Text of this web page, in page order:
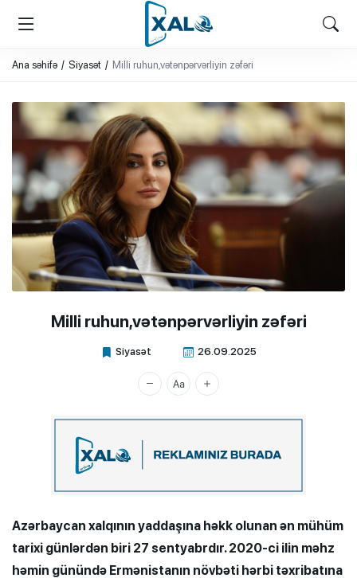
XALQ.ONLINE
ONLAYN PLATFORMA
Ana səhifə Siyasət Milli ruhun,vətənpərvərliyin zəfəri
Milli ruhun,vətənpərvərliyin zəfəri
Siyasət 26.09.2025
Xalq.Online
Azərbaycan xalqının yaddaşına həkk olunan ən mühüm
tarixi günlərdən biri 27 sentyabrdır. 2020-ci ilin məhz
həmin günündə Ermənistanın növbəti hərbi təxribatına